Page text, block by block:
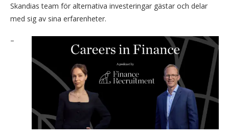
Skandias team för alternativa investeringar gästar och delar
med sig av sina erfarenheter.
–